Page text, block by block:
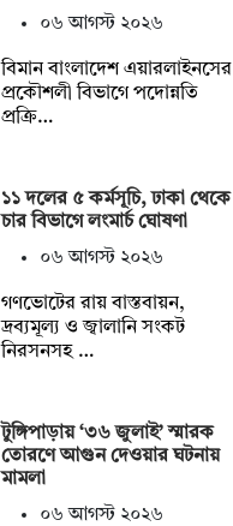
০৬ আগস্ট ২০২৬
বিমান বাংলাদেশ এয়ারলাইনসের
প্রকৌশলী বিভাগে পদোন্নতি
প্রক্রি…
১১ দলের ৫ কর্মসূচি, ঢাকা থেকে
চার বিভাগে লংমার্চ ঘোষণা
০৬ আগস্ট ২০২৬
গণভোটের রায় বাস্তবায়ন,
দ্রব্যমূল্য ও জ্বালানি সংকট
নিরসনসহ …
টুঙ্গিপাড়ায় ‘৩৬ জুলাই’ স্মারক
তোরণে আগুন দেওয়ার ঘটনায়
মামলা
০৬ আগস্ট ২০২৬